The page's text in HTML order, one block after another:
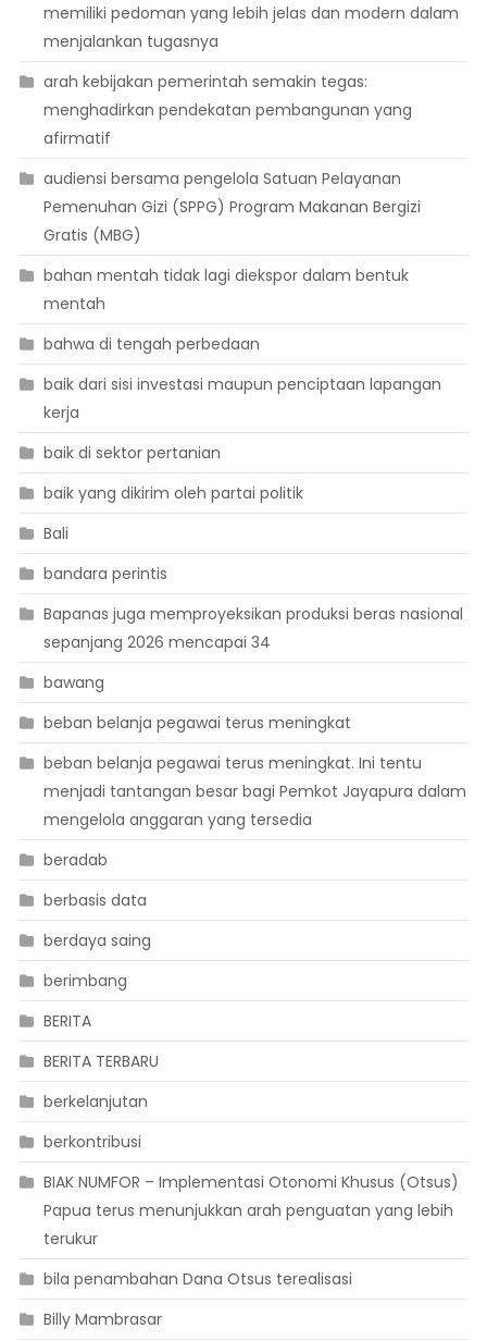
memiliki pedoman yang lebih jelas dan modern dalam
menjalankan tugasnya
arah kebijakan pemerintah semakin tegas:
menghadirkan pendekatan pembangunan yang
afirmatif
audiensi bersama pengelola Satuan Pelayanan
Pemenuhan Gizi (SPPG) Program Makanan Bergizi
Gratis (MBG)
bahan mentah tidak lagi diekspor dalam bentuk
mentah
bahwa di tengah perbedaan
baik dari sisi investasi maupun penciptaan lapangan
kerja
baik di sektor pertanian
baik yang dikirim oleh partai politik
Bali
bandara perintis
Bapanas juga memproyeksikan produksi beras nasional
sepanjang 2026 mencapai 34
bawang
beban belanja pegawai terus meningkat
beban belanja pegawai terus meningkat. Ini tentu
menjadi tantangan besar bagi Pemkot Jayapura dalam
mengelola anggaran yang tersedia
beradab
berbasis data
berdaya saing
berimbang
BERITA
BERITA TERBARU
berkelanjutan
berkontribusi
BIAK NUMFOR – Implementasi Otonomi Khusus (Otsus)
Papua terus menunjukkan arah penguatan yang lebih
terukur
bila penambahan Dana Otsus terealisasi
Billy Mambrasar